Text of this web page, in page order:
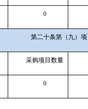
0
第二十条第（九）项
采购项目数量
0